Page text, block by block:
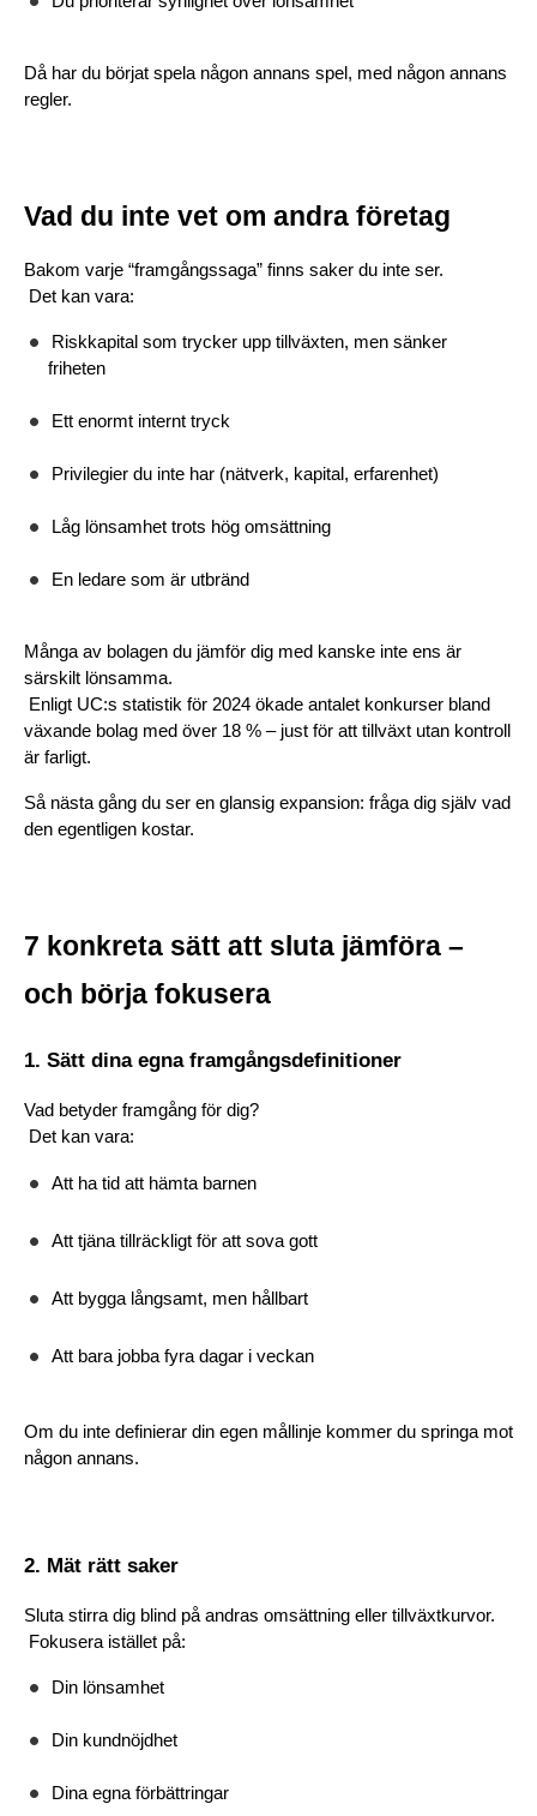
Då har du börjat spela någon annans spel, med någon annans
regler.
Vad du inte vet om andra företag
Bakom varje “framgångssaga” finns saker du inte ser.
Det kan vara:
Riskkapital som trycker upp tillväxten, men sänker
friheten
Ett enormt internt tryck
Privilegier du inte har (nätverk, kapital, erfarenhet)
Låg lönsamhet trots hög omsättning
En ledare som är utbränd
Många av bolagen du jämför dig med kanske inte ens är
särskilt lönsamma.
Enligt UC:s statistik för 2024 ökade antalet konkurser bland
växande bolag med över 18 % – just för att tillväxt utan kontroll
är farligt.
Så nästa gång du ser en glansig expansion: fråga dig själv vad
den egentligen kostar.
7 konkreta sätt att sluta jämföra –
och börja fokusera
1. Sätt dina egna framgångsdefinitioner
Vad betyder framgång för dig?
Det kan vara:
Att ha tid att hämta barnen
Att tjäna tillräckligt för att sova gott
Att bygga långsamt, men hållbart
Att bara jobba fyra dagar i veckan
Om du inte definierar din egen mållinje kommer du springa mot
någon annans.
2. Mät rätt saker
Sluta stirra dig blind på andras omsättning eller tillväxtkurvor.
Fokusera istället på:
Din lönsamhet
Din kundnöjdhet
Dina egna förbättringar